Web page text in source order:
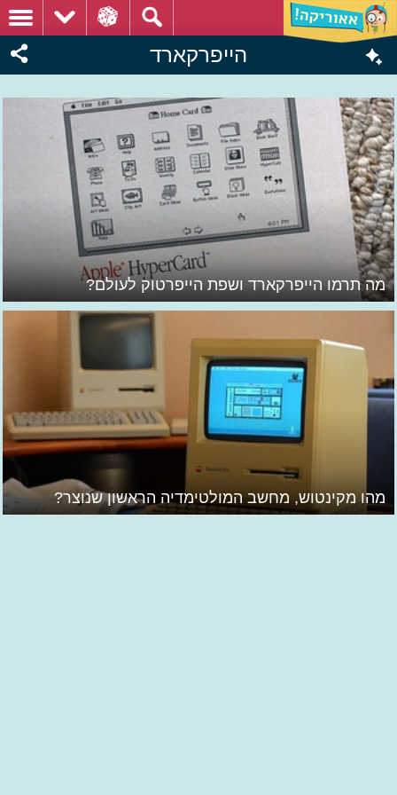
הייפרקארד
מה תרמו הייפרקארד ושפת הייפרטוק לעולם?
מהו מקינטוש, מחשב המולטימדיה הראשון שנוצר?